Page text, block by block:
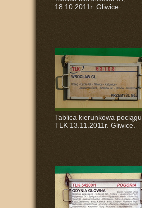
18.10.2011r. Gliwice.
Tablica kierunkowa pociągu
TLK13.11.2011r. Gliwice.